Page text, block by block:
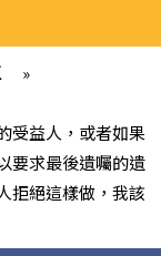
»
受益人，或者如果
要求最後遺囑的遺
拒絕這樣做，我該